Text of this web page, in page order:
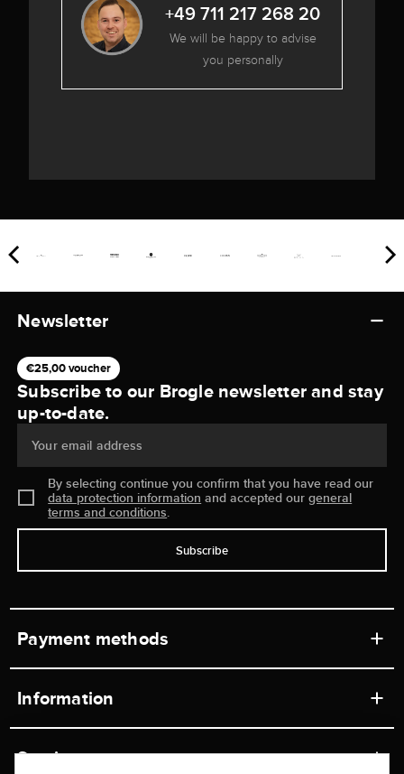
+49 711 217 268 20
We will be happy to advise
you personally
Newsletter
€25,00 voucher
Subscribe to our Brogle newsletter and stay
up-to-date.
Your email address
By selecting continue you confirm that you have read our
data protection information and accepted ourgeneral
terms and conditions.
Subscribe
Payment methods
Information
Service